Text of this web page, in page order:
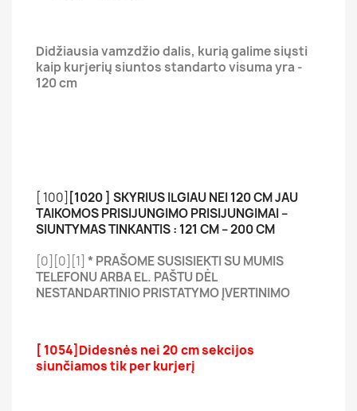
Didžiausia vamzdžio dalis, kurią galime siųsti
kaip kurjerių siuntos standarto visuma yra -
120 cm
[ 100] [1020 ] SKYRIUS ILGIAU NEI 120 CM JAU
TAIKOMOS PRISIJUNGIMO PRISIJUNGIMAI –
SIUNTYMAS TINKANTIS : 121 CM – 200 CM
[0][0][1] * PRAŠOME SUSISIEKTI SU MUMIS
TELEFONU ARBA EL. PAŠTU DĖL
NESTANDARTINIO PRISTATYMO ĮVERTINIMO
[ 1054] Didesnės nei 20 cm sekcijos
siunčiamos tik per kurjerį